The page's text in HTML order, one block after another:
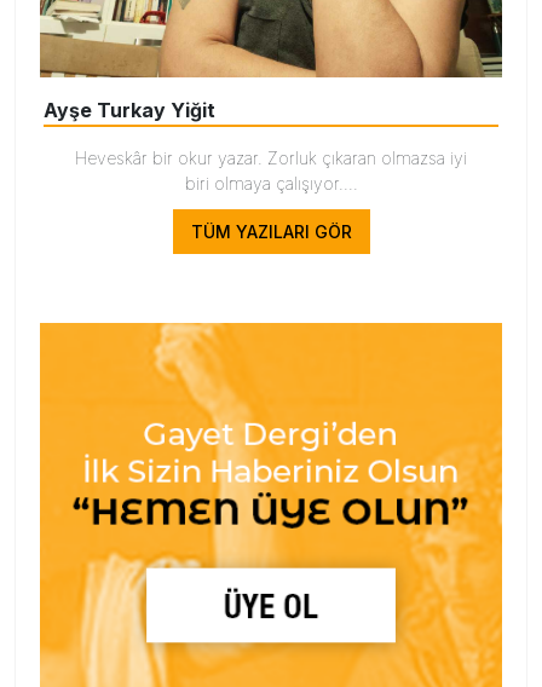
Ayşe Turkay Yiğit
Heveskâr bir okur yazar. Zorluk çıkaran olmazsa iyi
biri olmaya çalışıyor....
TÜM YAZILARI GÖR